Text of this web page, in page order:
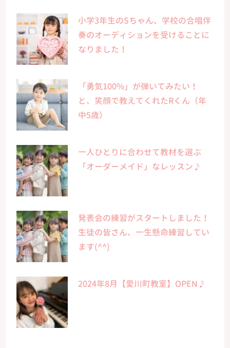
小学3年生のSちゃん、学校の合唱伴
奏のオーディションを受けることに
なりました！
「勇気100%」が弾いてみたい！
と、笑顔で教えてくれたRくん（年
中5歳）
一人ひとりに合わせて教材を選ぶ
「オーダーメイド」なレッスン♪
発表会の練習がスタートしました！
生徒の皆さん、一生懸命練習してい
ます(^^)
2024年8月【愛川町教室】OPEN♪